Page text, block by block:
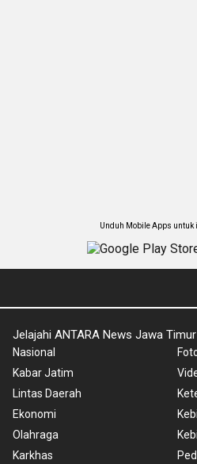
Unduh Mobile Apps untuk
Jelajahi ANTARA News Jawa Timur
Nasional
Kabar Jatim
Lintas Daerah
Ekonomi
Olahraga
Karkhas